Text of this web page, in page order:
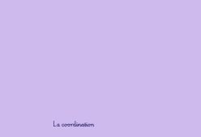
La coordination